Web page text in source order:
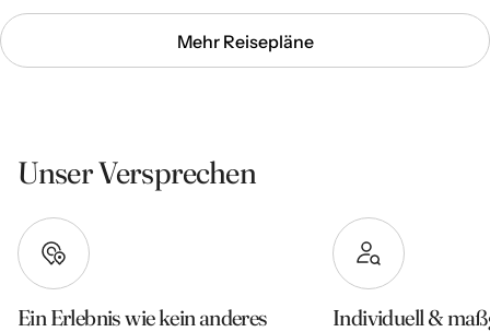
Mehr Reisepläne
Unser Versprechen
Ein Erlebnis wie kein anderes Individuell &